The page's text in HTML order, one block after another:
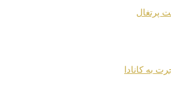
پرتغال
به کانادا